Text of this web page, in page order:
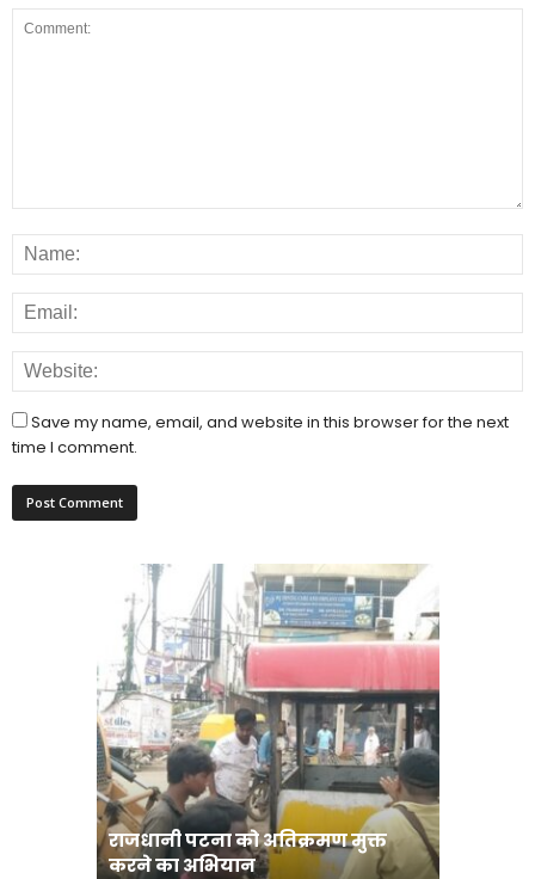
Save my name, email, and website in this browser for the next
time I comment.
दियारा के लोगों के लिए फ्री स्टीमर सेवा